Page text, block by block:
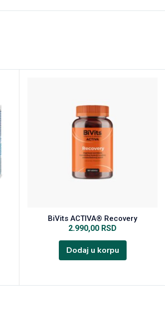
BiVits ACTIVA® Recovery
2.990,00 RSD
Dodaj u korpu